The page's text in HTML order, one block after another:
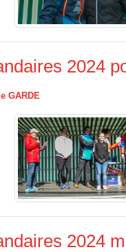
2024
GARDE
2024